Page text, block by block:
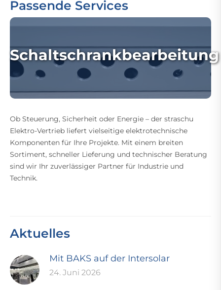
Passende Services
Schaltschrankbearbeitung
Ob Steuerung, Sicherheit oder Energie – der straschu
Elektro-Vertrieb liefert vielseitige elektrotechnische
Komponenten für Ihre Projekte. Mit einem breiten
Sortiment, schneller Lieferung und technischer Beratung
sind wir Ihr zuverlässiger Partner für Industrie und
Technik.
Aktuelles
Mit BAKS auf der Intersolar
24. Juni 2026